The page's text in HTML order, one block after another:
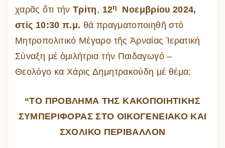
χαρᾶς ὅτι τήν Τρίτη, 12η
Νοεμβρίου 2024,
στίς 10:30 π.μ. θά πραγματοποιηθῆ στό
Μητροπολιτικό Μέγαρο τῆς Ἀρναίας Ἱερατική
Σύναξη μέ ὁμιλήτρια τήν Παιδαγωγό –
Θεολόγο κα Χάρις Δημητρακούδη μέ θέμα:
“ΤΟ ΠΡΟΒΛΗΜΑ ΤΗΣ ΚΑΚΟΠΟΙΗΤΙΚΗΣ
ΣΥΜΠΕΡΙΦΟΡΑΣ ΣΤΟ ΟΙΚΟΓΕΝΕΙΑΚΟ ΚΑΙ
ΣΧΟΛΙΚΟ ΠΕΡΙΒΑΛΛΟΝ